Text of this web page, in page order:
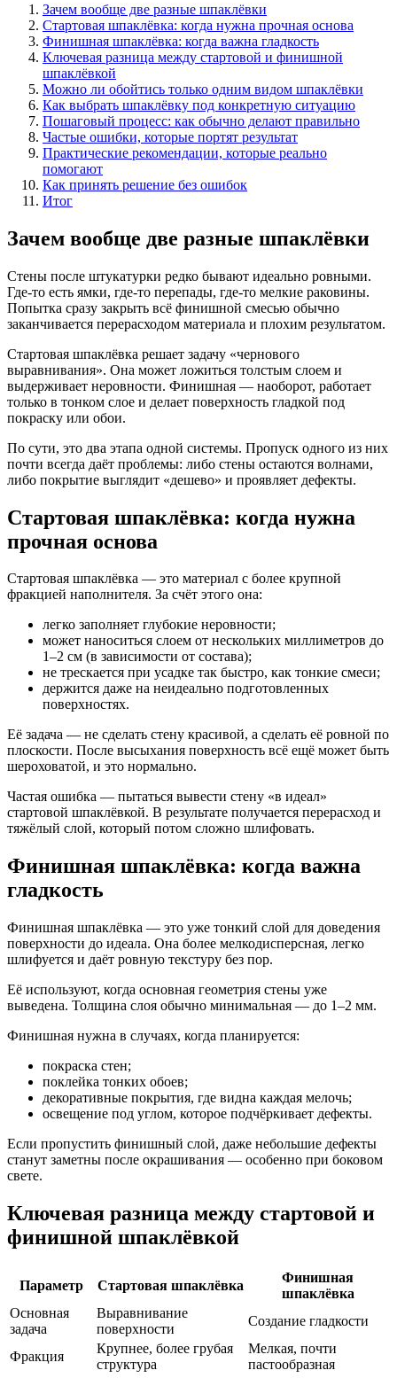
Зачем вообще две разные шпаклёвки
Стартовая шпаклёвка: когда нужна прочная основа
Финишная шпаклёвка: когда важна гладкость
Ключевая разница между стартовой и финишной
шпаклёвкой
Можно ли обойтись только одним видом шпаклёвки
Как выбрать шпаклёвку под конкретную ситуацию
Пошаговый процесс: как обычно делают правильно
Частые ошибки, которые портят результат
Практические рекомендации, которые реально
помогают
Как принять решение без ошибок
Итог
Зачем вообще две разные шпаклёвки
Стены после штукатурки редко бывают идеально ровными.
Где-то есть ямки, где-то перепады, где-то мелкие раковины.
Попытка сразу закрыть всё финишной смесью обычно
заканчивается перерасходом материала и плохим результатом.
Стартовая шпаклёвка решает задачу «чернового
выравнивания». Она может ложиться толстым слоем и
выдерживает неровности. Финишная — наоборот, работает
только в тонком слое и делает поверхность гладкой под
покраску или обои.
По сути, это два этапа одной системы. Пропуск одного из них
почти всегда даёт проблемы: либо стены остаются волнами,
либо покрытие выглядит «дешево» и проявляет дефекты.
Стартовая шпаклёвка: когда нужна
прочная основа
Стартовая шпаклёвка — это материал с более крупной
фракцией наполнителя. За счёт этого она:
легко заполняет глубокие неровности;
может наноситься слоем от нескольких миллиметров до
1–2 см (в зависимости от состава);
не трескается при усадке так быстро, как тонкие смеси;
держится даже на неидеально подготовленных
поверхностях.
Её задача — не сделать стену красивой, а сделать её ровной по
плоскости. После высыхания поверхность всё ещё может быть
шероховатой, и это нормально.
Частая ошибка — пытаться вывести стену «в идеал»
стартовой шпаклёвкой. В результате получается перерасход и
тяжёлый слой, который потом сложно шлифовать.
Финишная шпаклёвка: когда важна
гладкость
Финишная шпаклёвка — это уже тонкий слой для доведения
поверхности до идеала. Она более мелкодисперсная, легко
шлифуется и даёт ровную текстуру без пор.
Её используют, когда основная геометрия стены уже
выведена. Толщина слоя обычно минимальная — до 1–2 мм.
Финишная нужна в случаях, когда планируется:
покраска стен;
поклейка тонких обоев;
декоративные покрытия, где видна каждая мелочь;
освещение под углом, которое подчёркивает дефекты.
Если пропустить финишный слой, даже небольшие дефекты
станут заметны после окрашивания — особенно при боковом
свете.
Ключевая разница между стартовой и
финишной шпаклёвкой
Параметр Стартовая шпаклёвка
Финишная
шпаклёвка
Основная
задача
Выравнивание
поверхности
Создание гладкости
Фракция
Крупнее, более грубая
структура
Мелкая, почти
пастообразная